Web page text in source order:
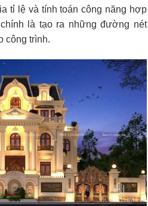
tỉ lệ và tính toán công năng hợp
là tạo ra những đường nét
công trình.